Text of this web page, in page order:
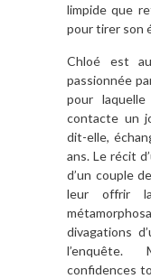
limpide que
pour tirer son
Chloé est
passionnée
pour
contacte un
dit-elle,
ans. Le récit
d’un couple
leur offrir
divagations
l’enquête.
confidences